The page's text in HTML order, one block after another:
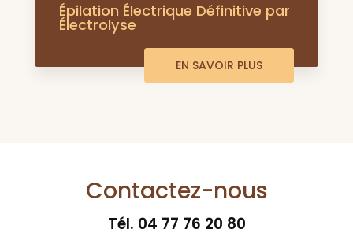
Épilation Électrique Définitive par
Électrolyse
EN SAVOIR PLUS
Contactez-nous
Tél. 04 77 76 20 80